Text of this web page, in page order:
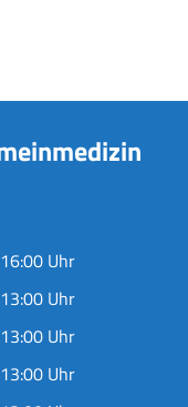
Uhr
Uhr
Uhr
Uhr